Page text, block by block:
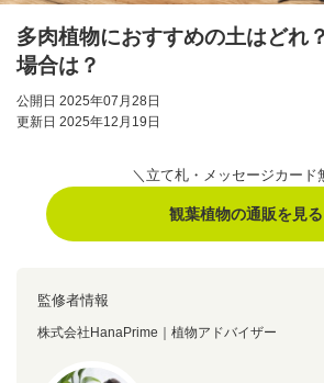
多肉植物におすすめの土はどれ
場合は？
公開日 2025年07月28日
更新日 2025年12月19日
＼立て札・メッセージカード
観葉植物の通販を見る
監修者情報
株式会社HanaPrime｜植物アドバイザー